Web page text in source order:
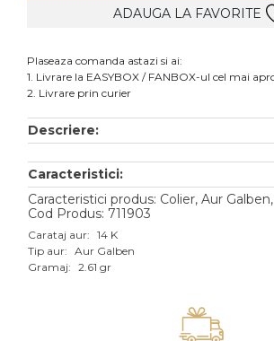
Accesorii
Aur alb
Aur roz
Aur mixt
ADAUGA LA FAVORITE
Plaseaza comanda astazi si ai:
1. Livrare la EASYBOX / FANBOX-ul cel mai
2. Livrare prin curier
Descriere:
Caracteristici:
Caracteristici produs: Colier, Aur Galben,
Cod Produs: 711903
Carataj aur: 14 K
Tip aur: Aur Galben
Gramaj: 2.61 gr